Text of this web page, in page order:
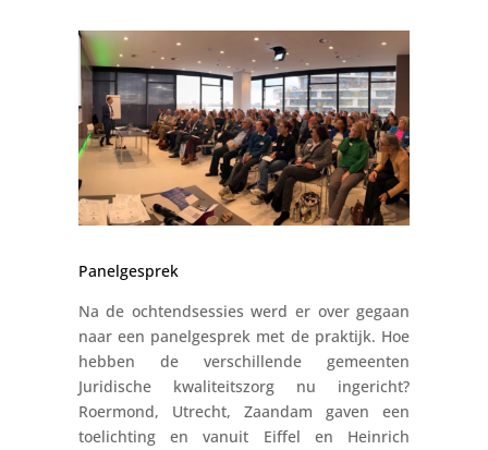
Panelgesprek
Na de ochtendsessies werd er over gegaan
naar een panelgesprek met de praktijk. Hoe
hebben de verschillende gemeenten
Juridische kwaliteitszorg nu ingericht?
Roermond, Utrecht, Zaandam gaven een
toelichting en vanuit Eiffel en Heinrich